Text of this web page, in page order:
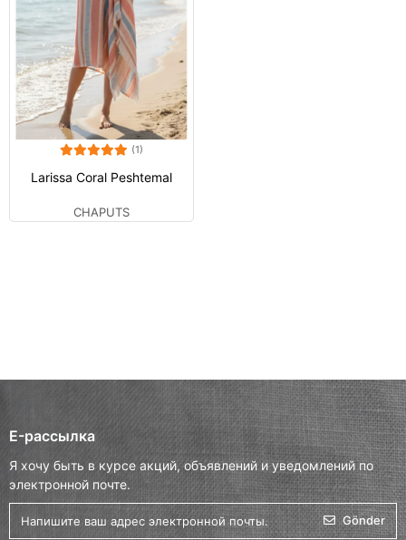
(1)
Larissa Coral Peshtemal
CHAPUTS
E-рассылка
Я хочу быть в курсе акций, объявлений и уведомлений по
электронной почте.
Gönder